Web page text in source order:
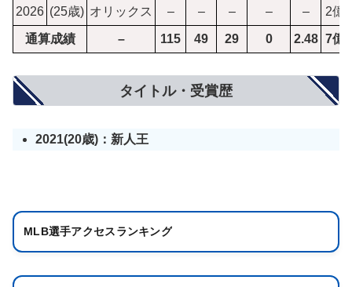
2026 (25歳) オリックス – – – – – 2億
通算成績 – 115 49 29 0 2.48 7億
タイトル・受賞歴
2021(20歳)：新人王
MLB選手アクセスランキング